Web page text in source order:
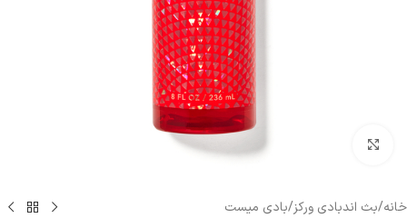
خانه/بث اندبادی ورکز/بادی میست